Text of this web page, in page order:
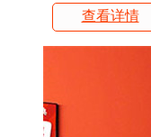
查看详情